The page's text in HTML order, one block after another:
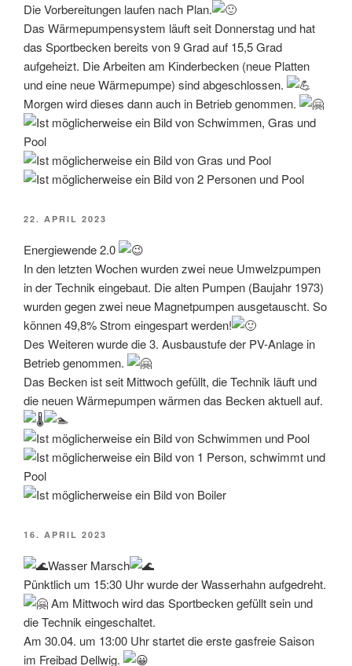
Die Vorbereitungen laufen nach Plan.
Das Wärmepumpensystem läuft seit Donnerstag und hat
das Sportbecken bereits von 9 Grad auf 15,5 Grad
aufgeheizt. Die Arbeiten am Kinderbecken (neue Platten
und eine neue Wärmepumpe) sind abgeschlossen.
Morgen wird dieses dann auch in Betrieb genommen.
VERÖFFENTLICHT
22. APRIL 2023
Energiewende 2.0
In den letzten Wochen wurden zwei neue Umwelzpumpen
in der Technik eingebaut. Die alten Pumpen (Baujahr 1973)
wurden gegen zwei neue Magnetpumpen ausgetauscht. So
können 49,8% Strom eingespart werden!
Des Weiteren wurde die 3. Ausbaustufe der PV-Anlage in
Betrieb genommen.
Das Becken ist seit Mittwoch gefüllt, die Technik läuft und
die neuen Wärmepumpen wärmen das Becken aktuell auf.
VERÖFFENTLICHT
16. APRIL 2023
Wasser Marsch
Pünktlich um 15:30 Uhr wurde der Wasserhahn aufgedreht.
Am Mittwoch wird das Sportbecken gefüllt sein und
die Technik eingeschaltet.
Am 30.04. um 13:00 Uhr startet die erste gasfreie Saison
im Freibad Dellwig.